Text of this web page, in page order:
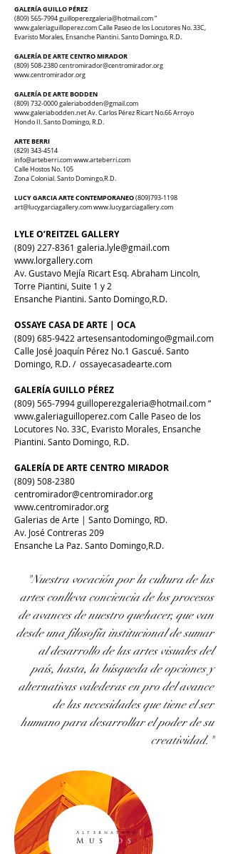
GALERÍA GUILLO PÉREZ
(809) 565-7994guilloperezgaleria@hotmail.com“
www.galeriaguilloperez.comCalle Paseo de los Locutores No. 33C,
Evaristo Morales, Ensanche Piantini. Santo Domingo, R.D.
GALERÍA DE ARTE CENTRO MIRADOR
(809) 508-2380centromirador@centromirador.org
www.centromirador.org
GALERÍA DE ARTE BODDEN
(809) 732-0000galeriabodden@gmail.com
www.galeriabodden.netAv. Carlos Pérez Ricart No.66 Arroyo
Hondo II. Santo Domingo, R.D.
ARTE BERRI
(829) 343-4514
info@arteberri.com www.arteberri.com
Calle Hostos No. 105
Zona Colonial. Santo Domingo,R.D.
LUCY GARCIA ARTE CONTEMPORANEO(809)793-1198
art@lucygarciagallery.comwww.lucygarciagallery.com
LYLE O’REITZEL GALLERY
(809) 227-8361 galeria.lyle@gmail.com
www.lorgallery.com
Av. Gustavo Mejía Ricart Esq. Abraham Lincoln,
Torre Piantini, Suite 1 y 2
Ensanche Piantini. Santo Domingo,R.D.
OSSAYE CASA DE ARTE | OCA
(809) 685-9422 artesensantodomingo@gmail.com
Calle José Joaquín Pérez No.1 Gascué. Santo
Domingo, R.D. / ossayecasadearte.com
GALERÍA GUILLO PÉREZ
(809) 565-7994guilloperezgaleria@hotmail.com“
www.galeriaguilloperez.comCalle Paseo de los
Locutores No. 33C, Evaristo Morales, Ensanche
Piantini. Santo Domingo, R.D.
GALERÍA DE ARTE CENTRO MIRADOR
(809) 508-2380
centromirador@centromirador.org
www.centromirador.org
Galerias de Arte | Santo Domingo, RD.
Av. José Contreras 209
Ensanche La Paz. Santo Domingo,R.D.
"Nuestra vocación por la cultura de las
artes conlleva conciencia de los procesos
de avances de nuestro quehacer, que van
desde una filosofía institucional de sumar
al desarrollo de las artes visuales del
país, hasta, la búsqueda de opciones y
alternativas valederas en pro del avance
de las necesidades que tiene el ser
humano para desarrollar el poder de su
creatividad."
Alternativo|
Mus eos